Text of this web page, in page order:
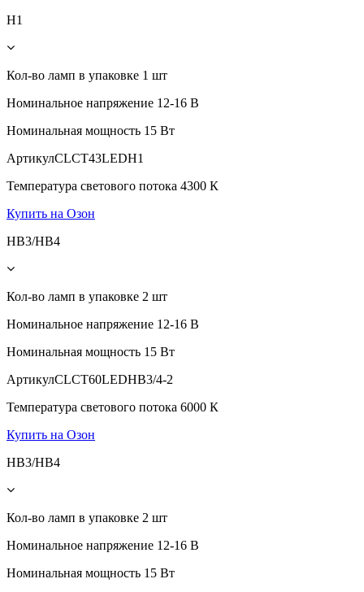
H1
Кол-во ламп в упаковке 1 шт
Номинальное напряжение 12-16 В
Номинальная мощность 15 Вт
АртикулCLCT43LEDH1
Температура светового потока 4300 К
Купить на Озон
HB3/HB4
Кол-во ламп в упаковке 2 шт
Номинальное напряжение 12-16 В
Номинальная мощность 15 Вт
АртикулCLCT60LEDHB3/4-2
Температура светового потока 6000 К
Купить на Озон
HB3/HB4
Кол-во ламп в упаковке 2 шт
Номинальное напряжение 12-16 В
Номинальная мощность 15 Вт